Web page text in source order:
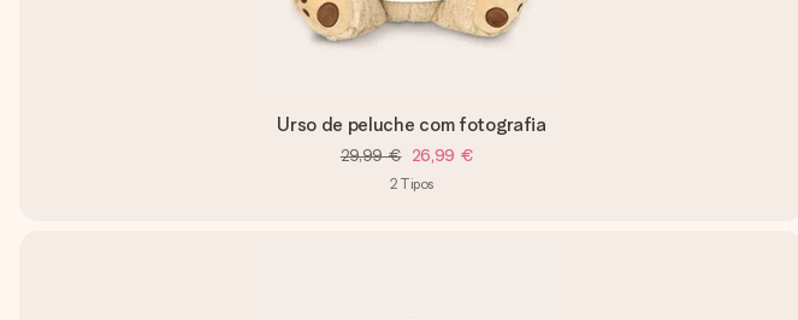
Urso de peluche com fotografia
29,99 € 26,99 €
2 Tipos